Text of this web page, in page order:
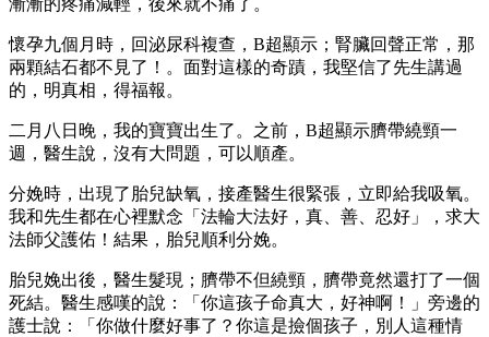
懷孕九個月時，回泌尿科複查，B超顯示；腎臟回聲正常，那
兩顆結石都不見了！。面對這樣的奇蹟，我堅信了先生講過
的，明真相，得福報。
二月八日晚，我的寶寶出生了。之前，B超顯示臍帶繞頸一
週，醫生說，沒有大問題，可以順產。
分娩時，出現了胎兒缺氧，接產醫生很緊張，立即給我吸氧。
我和先生都在心裡默念「法輪大法好，真、善、忍好」，求大
法師父護佑！結果，胎兒順利分娩。
胎兒娩出後，醫生髮現；臍帶不但繞頸，臍帶竟然還打了一個
死結。醫生感嘆的說：「你這孩子命真大，好神啊！」旁邊的
護士說：「你做什麼好事了？你這是撿個孩子，別人這種情